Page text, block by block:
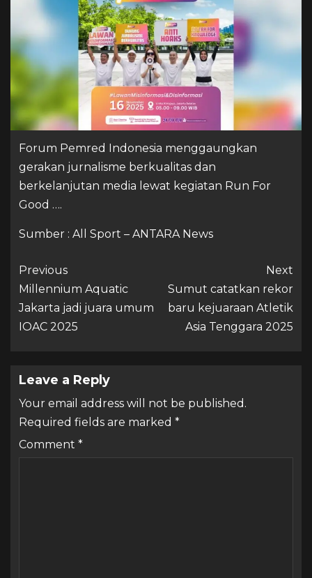
Forum Pemred Indonesia menggaungkan
gerakan jurnalisme berkualitas dan
berkelanjutan media lewat kegiatan Run For
Good ….
Sumber : All Sport – ANTARA News
Previous
Millennium Aquatic
Jakarta jadi juara umum
IOAC 2025
Next
Sumut catatkan rekor
baru kejuaraan Atletik
Asia Tenggara 2025
Leave a Reply
Your email address will not be published.
Required fields are marked *
Comment *